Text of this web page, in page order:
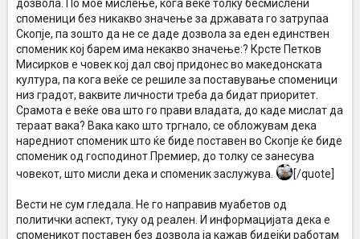
дозвола. По мое мислење, кога веќе толку бесмислени
споменици без никакво значење за државата го затрупаа
Скопје, па зошто да не се даде дозвола за еден единствен
споменик кој барем има некакво значење:? Крсте Петков
Мисирков е човек кој дал свој придонес во македонската
култура, па кога веќе се решиле за поставување споменици
низ градот, ваквите личности треба да бидат приоритет.
Срамота е веќе ова што го прави владата, до каде мислат да
тераат вака? Вака како што тргнало, се обложувам дека
наредниот споменик што ќе биде поставен во Скопје ќе биде
споменик од господинот Премиер, до толку се занесува
човекот, што мисли дека и споменик заслужува.
[/quote]
Вести не сум гледала. Не го направив муабетов од
политички аспект, туку од реален. И информацијата дека е
споменикот поставен без дозвола ја кажав бидејќи работам